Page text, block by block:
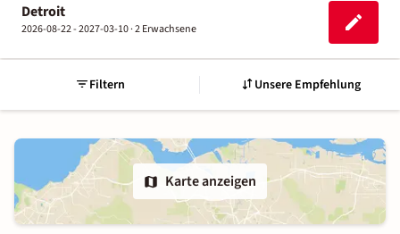
Detroit
2026-08-22 - 2027-03-10 ·2 Erwachsene
Filtern Unsere Empfehlung
Karte anzeigen